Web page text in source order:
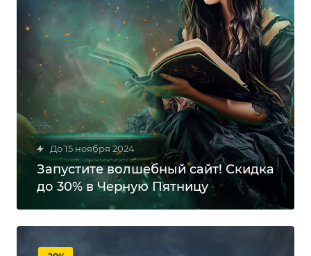
до 15 ноября 2024
Запустите волшебный сайт! Скидка
до 30% в Черную Пятницу